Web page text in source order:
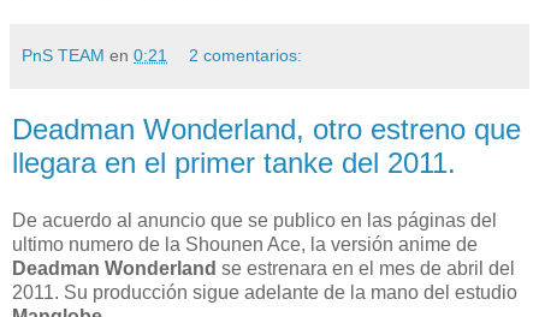
PnS TEAM en 0:21 2 comentarios:
Deadman Wonderland, otro estreno que
llegara en el primer tanke del 2011.
De acuerdo al anuncio que se publico en las páginas del
ultimo numero de la Shounen Ace, la versión anime de
Deadman Wonderland se estrenara en el mes de abril del
2011. Su producción sigue adelante de la mano del estudio